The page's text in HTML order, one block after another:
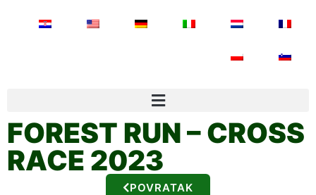
FOREST RUN – CROSS
RACE 2023
POVRATAK